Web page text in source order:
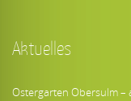
Aktuelles
Ostergarten Obersulm –